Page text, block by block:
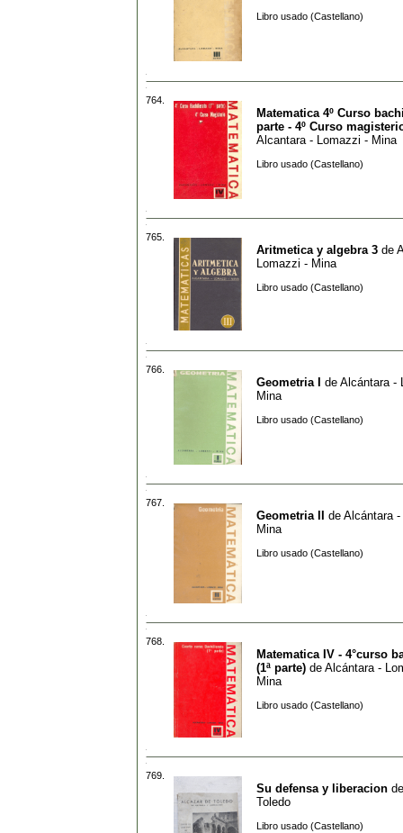
Libro usado (Castellano)
764.
Matematica 4º Curso
parte - 4º Curso
Alcantara - Lomazzi - Mina
Libro usado (Castellano)
765.
Aritmetica y algebra 3 de
Lomazzi - Mina
Libro usado (Castellano)
766.
Geometria I de Alcántara -
Mina
Libro usado (Castellano)
767.
Geometria II de Alcántara
Mina
Libro usado (Castellano)
768.
Matematica IV - 4°curso
(1ª parte) de Alcántara -
Mina
Libro usado (Castellano)
769.
Su defensa y liberacion
Toledo
Libro usado (Castellano)